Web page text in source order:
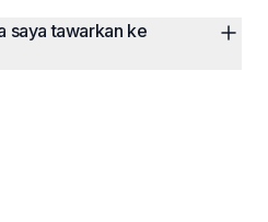
saya tawarkan ke